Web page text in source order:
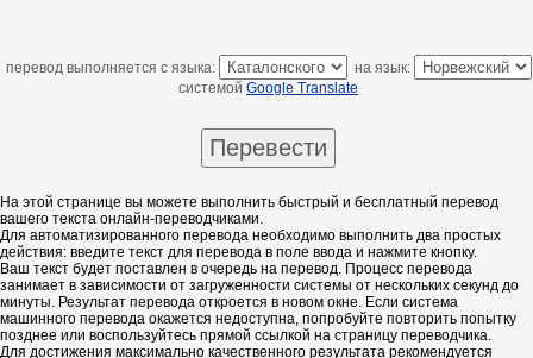
перевод выполняется с языка:
на язык:
системой Google Translate
На этой странице вы можете выполнить быстрый и бесплатный перевод
вашего текста онлайн-переводчиками.
Для автоматизированного перевода необходимо выполнить два простых
действия: введите текст для перевода в поле ввода и нажмите кнопку.
Ваш текст будет поставлен в очередь на перевод. Процесс перевода
занимает в зависимости от загруженности системы от нескольких секунд до
минуты. Результат перевода откроется в новом окне. Если система
машинного перевода окажется недоступна, попробуйте повторить попытку
позднее или воспользуйтесь прямой ссылкой на страницу переводчика.
Для достижения максимально качественного результата рекомендуется